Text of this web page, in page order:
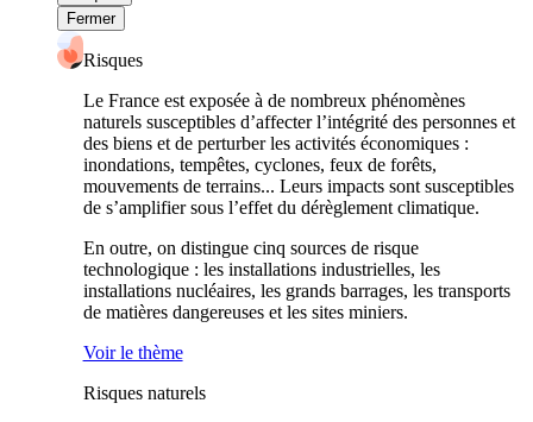
Fermer
Risques
Le France est exposée à de nombreux phénomènes
naturels susceptibles d’affecter l’intégrité des personnes et
des biens et de perturber les activités économiques :
inondations, tempêtes, cyclones, feux de forêts,
mouvements de terrains... Leurs impacts sont susceptibles
de s’amplifier sous l’effet du dérèglement climatique.
En outre, on distingue cinq sources de risque
technologique : les installations industrielles, les
installations nucléaires, les grands barrages, les transports
de matières dangereuses et les sites miniers.
Voir le thème
Risques naturels